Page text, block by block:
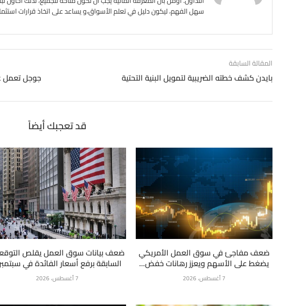
سهل الفهم، ليكون دليل في تعلم الأسواق،و يساعد على اتخاذ قرارات
المقالة السابقة
بايدن كشف خطته الضريبية لتمويل البنية التحتية جوجل تعمل
قد تعجبك أيضاً
ضعف بيانات سوق العمل يقلص
السابقة برفع أسعار الفائدة في
7 أغسطس، 2026
ضعف مفاجئ في سوق العمل الأمريكي
يضغط على الأسهم ويعزز رهانات خفض...
7 أغسطس، 2026